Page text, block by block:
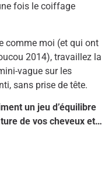
fois le coiffage
comme moi (et qui ont
2014), travaillez la
vague sur les
sans prise de tête.
un jeu d’équilibre
de vos cheveux et…